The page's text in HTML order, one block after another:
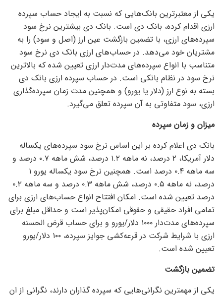
یکی از معتبرترین بانک‌هایی که نسبت به ایجاد حساب سپرده
ارزی اقدام کرده، بانک دی است. بانک دی بیشترین نرخ سود
سپرده‌های ارزی، با تضمین بازگشت عین ارز (اصل و سود) را به
مشتریان خود می‌دهد. در حساب‌های ارزی بانک دی نرخ سود
متناسب با انواع سپرده‌های مدت‌دار ارزی تعیین شده که بالاترین
نرخ سود در نظام بانکی است. در حساب سپرده ارزی بانک دی
بسته به نوع ارز (دلار یا یورو) و همچنین مدت زمان سپرده‌گذاری
ارزی، سود متفاوتی به آن سپرده تعلق می‌گیرد.
میزان و زمان سپرده
بانک دی اعلام کرده بر این اساس نرخ سود سپرده‌های یکساله
دلار آمریکا، ۲ درصد، نه ماهه ۱.۲ درصد، شش ماهه ۰.۷ درصد و
سه ماهه ۰.۴ درصد است. همچنین نرخ سود یکساله یورو ۱
درصد، نه ماهه ۰.۵ درصد، شش ماهه ۰.۳ درصد و سه ماهه ۰.۲
درصد تعیین شده است. امکان افتتاح انواع حساب‌های ارزی برای
تمامی افراد حقیقی و حقوقی امکان‌پذیر است و حداقل مبلغ برای
سپرده‌های مدت‌دار ۱۰۰۰ دلار/یورو و برای حساب قرض الحسنه
ارزی با شرایط شرکت در قرعه‌کشی جوایز سپرده، ۱۰۰ دلار/یورو
تعیین شده است.
تضمین بازگشت
یکی از مهمترین نگرانی‌هایی که سپرده گذاران دارند، نگرانی از ان